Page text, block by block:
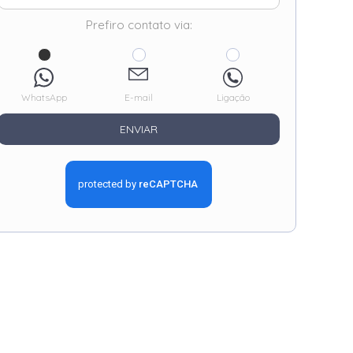
Prefiro contato via:
WhatsApp E-mail Ligação
ENVIAR